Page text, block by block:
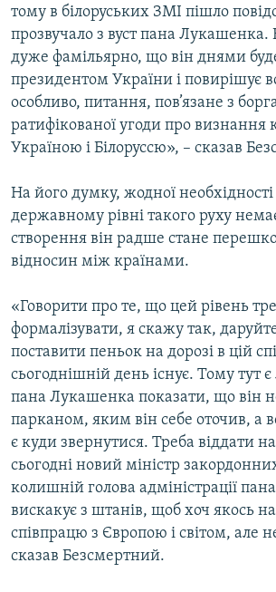
тому в білоруських ЗМІ пішло
прозвучало з вуст пана Лукашенка.
дуже фамільярно, що він днями буде
президентом України і повирішує
особливо, питання, пов’язане з
ратифікованої угоди про визнання
Україною і Білоруссю», – сказав
На його думку, жодної
державному рівні такого руху
створення він радше стане
відносин між країнами.
«Говорити про те, що цей рівень
формалізувати, я скажу так,
поставити пеньок на дорозі в цій
сьогоднішній день існує. Тому тут
пана Лукашенка показати, що він
парканом, яким він себе оточив, а
є куди звернутися. Треба віддати
сьогодні новий міністр
колишній голова адміністрації
вискакує з штанів, щоб хоч якось
співпрацю з Європою і світом, але
сказав Безсмертний.